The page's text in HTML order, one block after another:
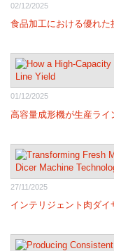
02/12/2025
食品加工における優れ
01/12/2025
高容量成形機が生産ラ
27/11/2025
インテリジェント肉ダ